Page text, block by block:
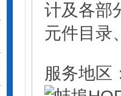
计及各部
元件目录
服务地区